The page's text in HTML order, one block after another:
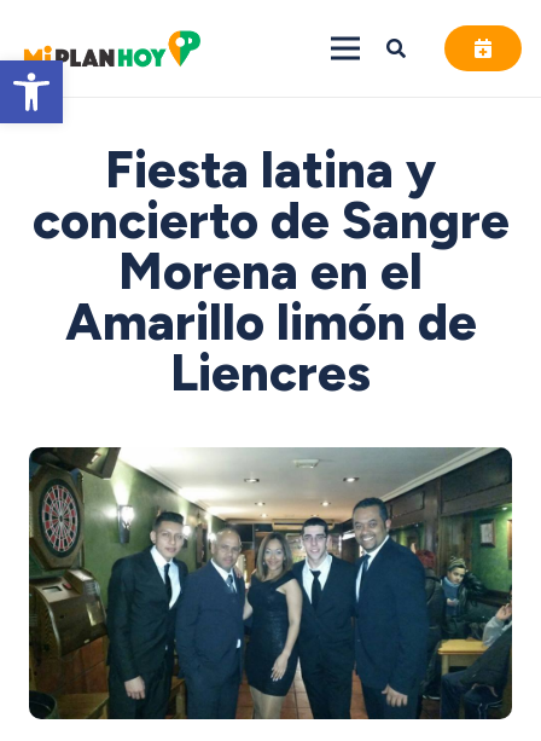
Abrir barra de herramientas
Fiesta latina y
concierto de Sangre
Morena en el
Amarillo limón de
Liencres